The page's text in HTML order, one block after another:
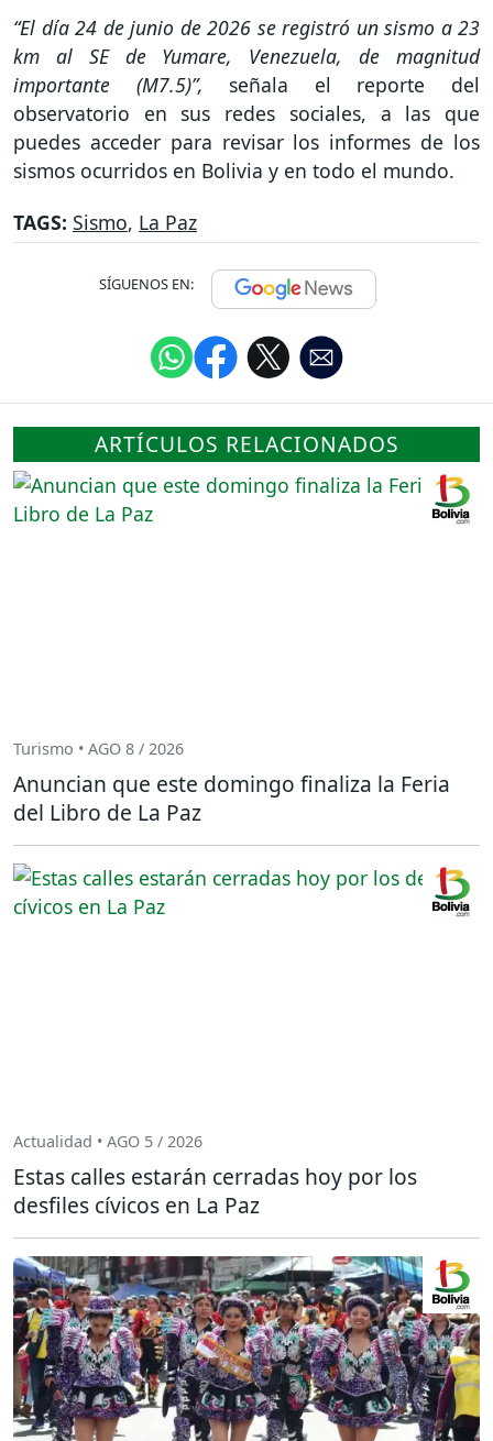
“El día 24 de junio de 2026 se registró un sismo a 23
km al SE de Yumare, Venezuela, de magnitud
importante (M7.5)”, señala el reporte del
observatorio en sus redes sociales, a las que
puedes acceder para revisar los informes de los
sismos ocurridos en Bolivia y en todo el mundo.
TAGS: Sismo, La Paz
SÍGUENOS EN:
ARTÍCULOS RELACIONADOS
Turismo • AGO 8 / 2026
Anuncian que este domingo finaliza la Feria
del Libro de La Paz
Actualidad • AGO 5 / 2026
Estas calles estarán cerradas hoy por los
desfiles cívicos en La Paz